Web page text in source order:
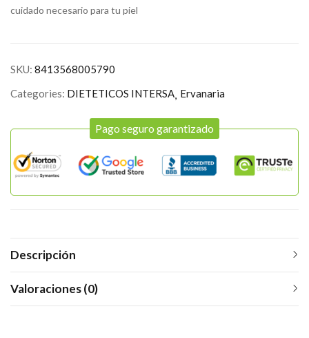
cuidado necesario para tu piel
SKU: 8413568005790
Categories: DIETETICOS INTERSA Ervanaria
Pago seguro garantizado
Descripción
Valoraciones (0)